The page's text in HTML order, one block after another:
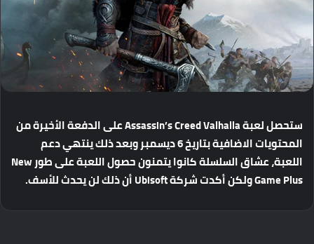
ستحصللعبة علىالدفعةالأخيرةمن
المحتوياتالاضافيةبتاريخ ديسمبروبعدذلكينتهيدعم
اللعبة،عشاقالسلسلةكانوايتمنونحصولاللعبةعلىطورNew
Game Plusولكنأكدتشركة أنذلكلنيحدثللأسف.